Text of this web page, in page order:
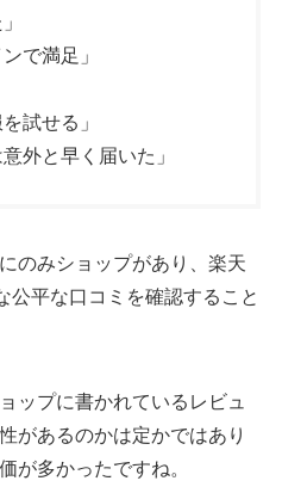
で満足」
試せる」
外と早く届いた」
のみショップがあり、楽天
公平な口コミを確認すること
ップに書かれているレビュ
があるのかは定かではあり
が多かったですね。